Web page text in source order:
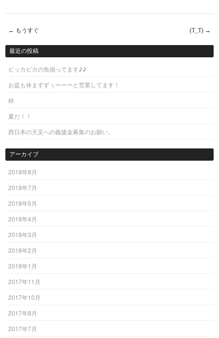
Post navigation
← もうすぐ (T_T) →
最近の投稿
ピッカピカの魚揃ってます♪♪
お盆も休まずずぅーーーと営業してます！
粋
夏だ！！
西日本の天災への義援金募集のお願い。
アーカイブ
2018年8月
2018年7月
2018年5月
2018年4月
2018年3月
2018年2月
2018年1月
2017年11月
2017年10月
2017年8月
2017年7月